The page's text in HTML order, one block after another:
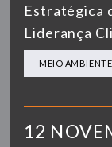
Estratégica
Liderança
MEIO AMBIENTE
12